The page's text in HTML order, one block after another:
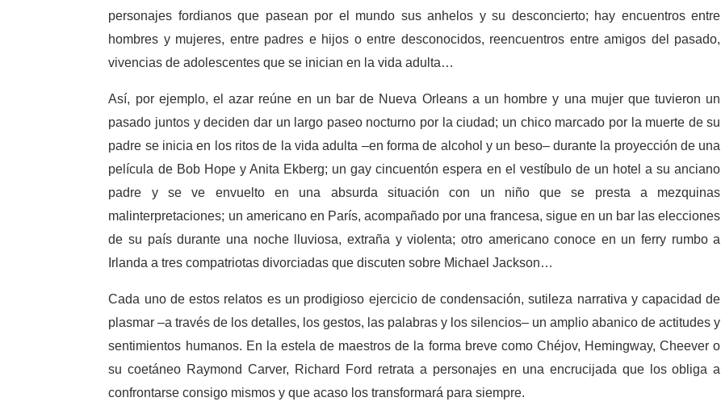
personajes fordianos que pasean por el mundo sus anhelos y su desconcierto; hay encuentros entre
hombres y mujeres, entre padres e hijos o entre desconocidos, reencuentros entre amigos del pasado,
vivencias de adolescentes que se inician en la vida adulta…
Así, por ejemplo, el azar reúne en un bar de Nueva Orleans a un hombre y una mujer que tuvieron un
pasado juntos y deciden dar un largo paseo nocturno por la ciudad; un chico marcado por la muerte de su
padre se inicia en los ritos de la vida adulta –en forma de alcohol y un beso– durante la proyección de una
película de Bob Hope y Anita Ekberg; un gay cincuentón espera en el vestíbulo de un hotel a su anciano
padre y se ve envuelto en una absurda situación con un niño que se presta a mezquinas
malinterpretaciones; un americano en París, acompañado por una francesa, sigue en un bar las elecciones
de su país durante una noche lluviosa, extraña y violenta; otro americano conoce en un ferry rumbo a
Irlanda a tres compatriotas divorciadas que discuten sobre Michael Jackson…
Cada uno de estos relatos es un prodigioso ejercicio de condensación, sutileza narrativa y capacidad de
plasmar –a través de los detalles, los gestos, las palabras y los silencios– un amplio abanico de actitudes y
sentimientos humanos. En la estela de maestros de la forma breve como Chéjov, Hemingway, Cheever o
su coetáneo Raymond Carver, Richard Ford retrata a personajes en una encrucijada que los obliga a
confrontarse consigo mismos y que acaso los transformará para siempre.